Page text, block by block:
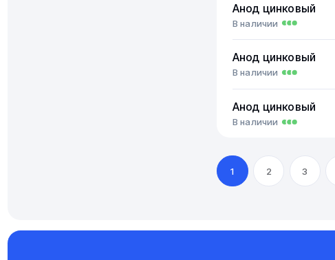
Анод цинковый
В наличии
Анод цинковый
В наличии
Анод цинковый
В наличии
1 2 3